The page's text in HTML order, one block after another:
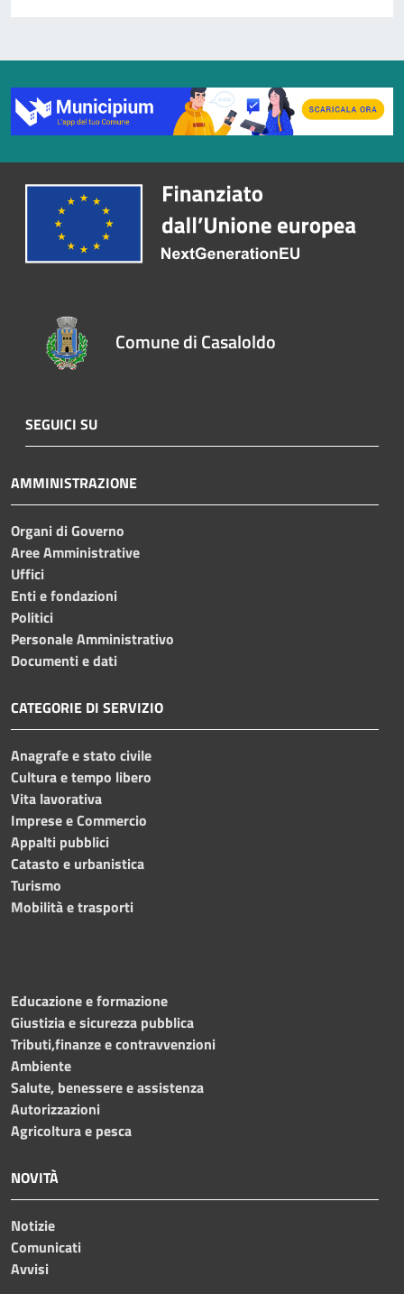
Comune di Casaloldo
SEGUICI SU
AMMINISTRAZIONE
Organi di Governo
Aree Amministrative
Uffici
Enti e fondazioni
Politici
Personale Amministrativo
Documenti e dati
CATEGORIE DI SERVIZIO
Anagrafe e stato civile
Cultura e tempo libero
Vita lavorativa
Imprese e Commercio
Appalti pubblici
Catasto e urbanistica
Turismo
Mobilità e trasporti
Educazione e formazione
Giustizia e sicurezza pubblica
Tributi,finanze e contravvenzioni
Ambiente
Salute, benessere e assistenza
Autorizzazioni
Agricoltura e pesca
NOVITÀ
Notizie
Comunicati
Avvisi